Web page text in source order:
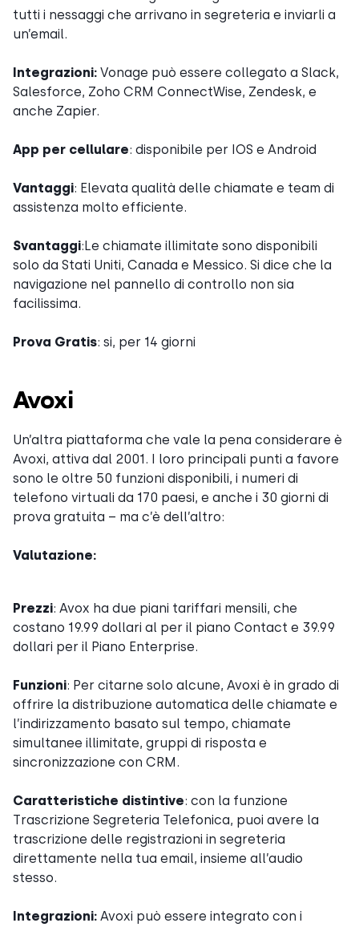
tutti i nessaggi che arrivano in segreteria e inviarli a
un’email.
Integrazioni: Vonage può essere collegato a Slack,
Salesforce, Zoho CRM ConnectWise, Zendesk, e
anche Zapier.
App per cellulare: disponibile per IOS e Android
Vantaggi: Elevata qualità delle chiamate e team di
assistenza molto efficiente.
Svantaggi:Le chiamate illimitate sono disponibili
solo da Stati Uniti, Canada e Messico. Si dice che la
navigazione nel pannello di controllo non sia
facilissima.
Prova Gratis: si, per 14 giorni
Avoxi
Un’altra piattaforma che vale la pena considerare è
Avoxi, attiva dal 2001. I loro principali punti a favore
sono le oltre 50 funzioni disponibili, i numeri di
telefono virtuali da 170 paesi, e anche i 30 giorni di
prova gratuita – ma c’è dell’altro:
Valutazione:
Prezzi: Avox ha due piani tariffari mensili, che
costano 19.99 dollari al per il piano Contact e 39.99
dollari per il Piano Enterprise.
Funzioni: Per citarne solo alcune, Avoxi è in grado di
offrire la distribuzione automatica delle chiamate e
l’indirizzamento basato sul tempo, chiamate
simultanee illimitate, gruppi di risposta e
sincronizzazione con CRM.
Caratteristiche distintive: con la funzione
Trascrizione Segreteria Telefonica, puoi avere la
trascrizione delle registrazioni in segreteria
direttamente nella tua email, insieme all’audio
stesso.
Integrazioni: Avoxi può essere integrato con i